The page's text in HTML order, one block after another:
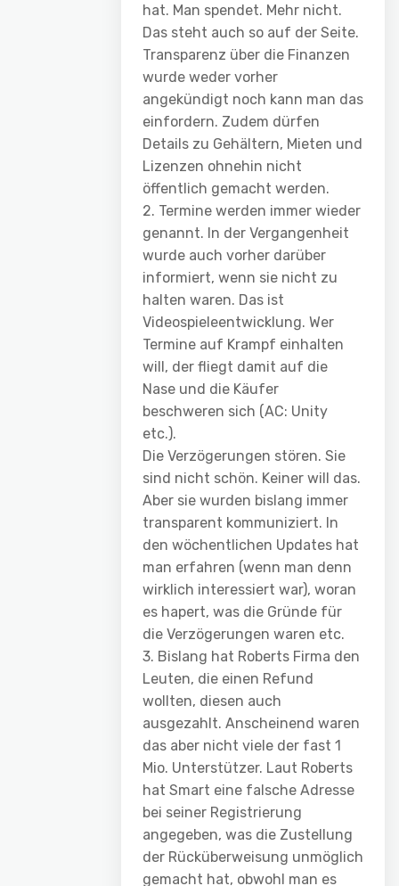
hat. Man spendet. Mehr nicht.
Das steht auch so auf der Seite.
Transparenz über die Finanzen
wurde weder vorher
angekündigt noch kann man das
einfordern. Zudem dürfen
Details zu Gehältern, Mieten und
Lizenzen ohnehin nicht
öffentlich gemacht werden.
2. Termine werden immer wieder
genannt. In der Vergangenheit
wurde auch vorher darüber
informiert, wenn sie nicht zu
halten waren. Das ist
Videospieleentwicklung. Wer
Termine auf Krampf einhalten
will, der fliegt damit auf die
Nase und die Käufer
beschweren sich (AC: Unity
etc.).
Die Verzögerungen stören. Sie
sind nicht schön. Keiner will das.
Aber sie wurden bislang immer
transparent kommuniziert. In
den wöchentlichen Updates hat
man erfahren (wenn man denn
wirklich interessiert war), woran
es hapert, was die Gründe für
die Verzögerungen waren etc.
3. Bislang hat Roberts Firma den
Leuten, die einen Refund
wollten, diesen auch
ausgezahlt. Anscheinend waren
das aber nicht viele der fast 1
Mio. Unterstützer. Laut Roberts
hat Smart eine falsche Adresse
bei seiner Registrierung
angegeben, was die Zustellung
der Rücküberweisung unmöglich
gemacht hat, obwohl man es